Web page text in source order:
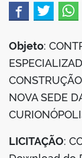
Objeto:
NOVA SEDE
LICITAÇÃO: